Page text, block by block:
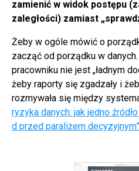
zamienić w widok postępu
zaległości) zamiast
Żeby w ogóle mówić o
zacząć od porządku w
pracowniku nie jest „ładnym
żeby raporty się zgadzały i
rozmywała się między
ryzyka danych: jak jedno
d przed paraliżem decyzyjnym”